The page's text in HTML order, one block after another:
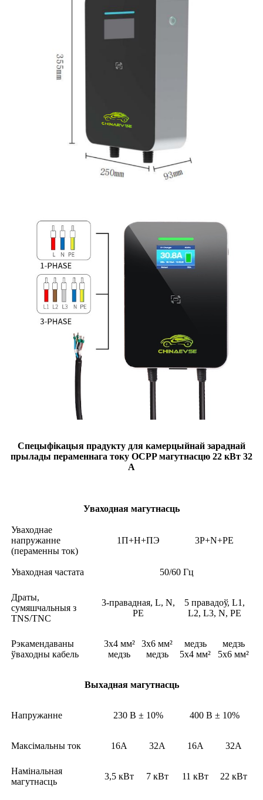
Спецыфікацыя прадукту для камерцыйнай зараднай
прылады пераменнага току OCPP магутнасцю 22 кВт 32
А
Уваходная магутнасць
Уваходнае
напружанне
(пераменны ток)
1П+Н+ПЭ 3P+N+PE
Уваходная частата 50/60 Гц
Драты,
сумяшчальныя з
TNS/TNC
3-правадная, L, N,
PE
5 правадоў, L1,
L2, L3, N, PE
Рэкамендаваны
ўваходны кабель
3x4 мм²
медзь
3x6 мм²
медзь
медзь
5x4 мм²
медзь
5x6 мм²
Выхадная магутнасць
Напружанне 230 В ± 10% 400 В ± 10%
Максімальны ток 16А 32А 16А 32А
Намінальная
магутнасць
3,5 кВт 7 кВт 11 кВт 22 кВт